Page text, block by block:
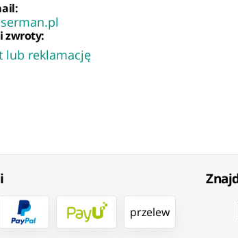
zwroty:
lub reklamację
przelew